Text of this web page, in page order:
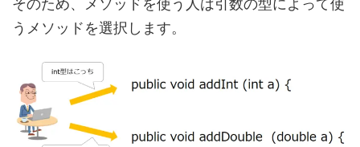
そのため、メソッドを使う人は引数の型によって使
うメソッドを選択します。